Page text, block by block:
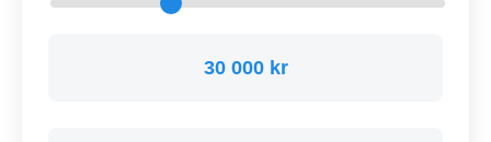
30 000 kr